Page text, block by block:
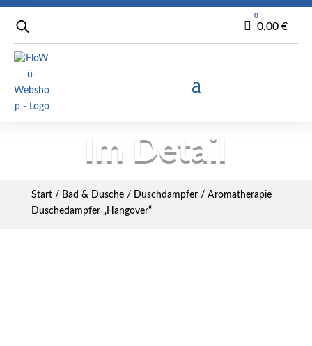
Warenkorb
0
0,00 €
Im Detail
Start/ Bad & Dusche/ Duschdampfer/ Aromatherapie
Duschedampfer „Hangover“